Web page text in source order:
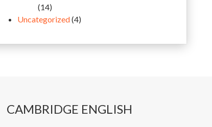
(14)
Uncategorized(4)
CAMBRIDGE ENGLISH